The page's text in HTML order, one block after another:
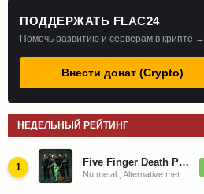
ПОДДЕРЖАТЬ FLAC24
Помочь развитию и серверам в крипте →
Внести донат (Crypto)
НЕДЕЛЬНЫЙ РЕЙТИНГ
1 Five Finger Death Punch - Дискография (2008-2026)